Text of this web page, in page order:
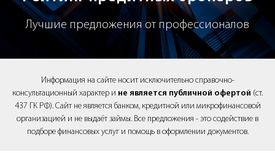
Лучшие предложения от профессионалов
Информация на сайте носит исключительно справочно-
консультационный характер и не является публичной офертой (ст.
437 ГК РФ). Сайт не является банком, кредитной или микрофинансовой
организацией и не выдаёт займы. Все предложения - это содействие в
подборе финансовых услуг и помощь в оформлении документов.